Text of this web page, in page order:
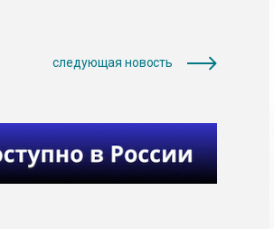
следующая новость